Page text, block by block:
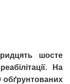
шосте
На
обґрунтованих